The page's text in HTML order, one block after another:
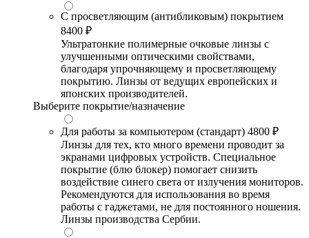
С просветляющим (антибликовым) покрытием
8400 ₽
Ультратонкие полимерные очковые линзы с
улучшенными оптическими свойствами,
благодаря упрочняющему и просветляющему
покрытию. Линзы от ведущих европейских и
японских производителей.
Выберите покрытие/назначение
Для работы за компьютером (стандарт) 4800 ₽
Линзы для тех, кто много времени проводит за
экранами цифровых устройств. Специальное
покрытие (блю блокер) помогает снизить
воздействие синего света от излучения мониторов.
Рекомендуются для использования во время
работы с гаджетами, не для постоянного ношения.
Линзы производства Сербии.